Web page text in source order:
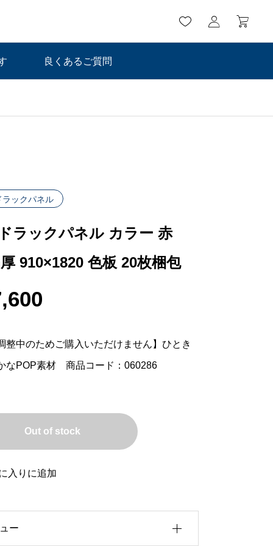
良くあるご質問
ラックパネル
ラックパネル カラー 赤
910×1820 色板 20枚梱包
整中のためご購入いただけません】ひとき
なPOP素材 商品コード：060286
Out of stock
入りに追加
ー